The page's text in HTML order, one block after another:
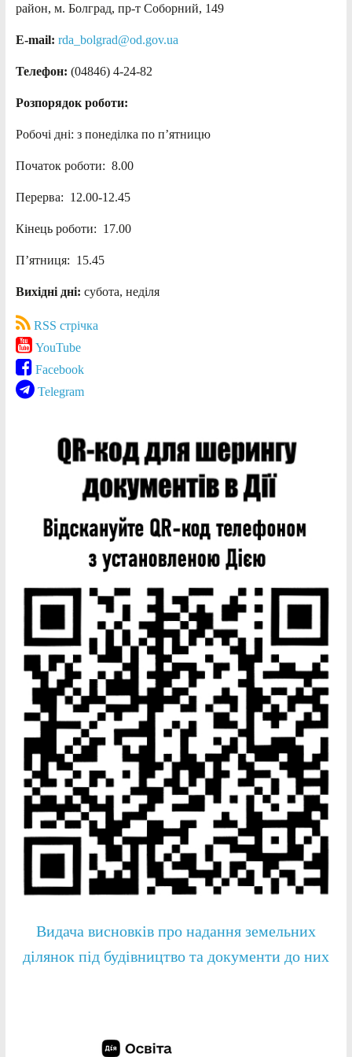
район, м. Болград, пр-т Соборний, 149
E-mail: rda_bolgrad@od.gov.ua
Телефон: (04846) 4-24-82
Розпорядок роботи:
Робочі дні: з понеділка по п’ятницю
Початок роботи: 8.00
Перерва: 12.00-12.45
Кінець роботи: 17.00
П’ятниця: 15.45
Вихідні дні: субота, неділя
RSS стрічка
YouTube
Facebook
Telegram
Видача висновків про надання земельних
ділянок під будівництво та документи до них